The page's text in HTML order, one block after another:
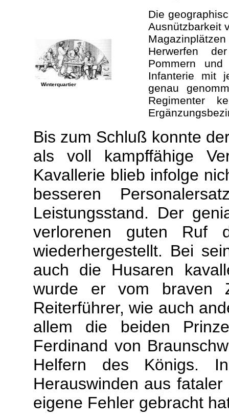
Winterquartier
Die
Ausnützbarkeit
Herwerfen
Pommern
Infanterie mit
genau
Regimenter
Bis zum Schluß konnte
als voll kampffähige
Kavallerie blieb infolge
besseren
Leistungsstand. Der
verlorenen guten Ruf
wiederhergestellt. Bei
auch die Husaren
wurde er vom braven
Reiterführer, wie auch
allem die beiden
Ferdinand von
Helfern des Königs.
Herauswinden aus
eigene Fehler gebracht